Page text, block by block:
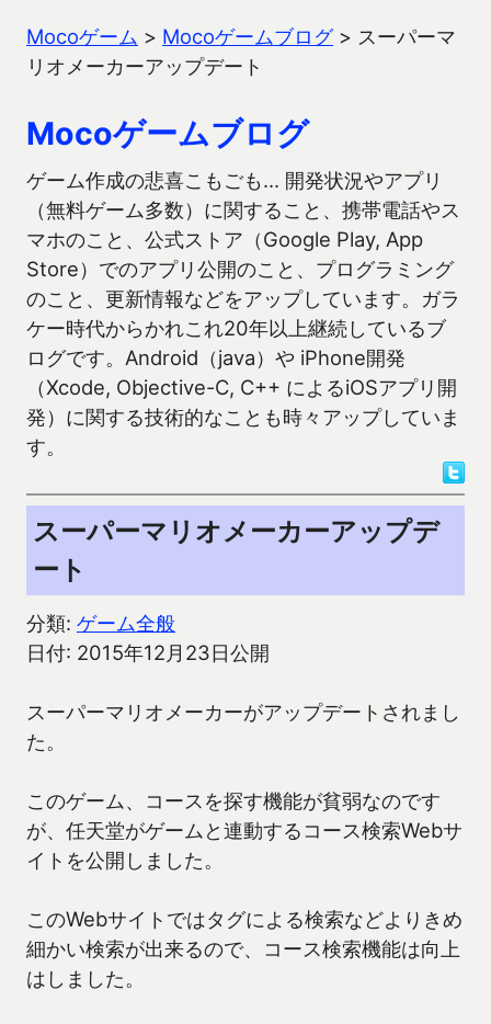
Mocoゲーム > Mocoゲームブログ> スーパーマ
リオメーカーアップデート
Mocoゲームブログ
ゲーム作成の悲喜こもごも… 開発状況やアプリ
（無料ゲーム多数）に関すること、携帯電話やス
マホのこと、公式ストア（Google Play, App
Store）でのアプリ公開のこと、プログラミング
のこと、更新情報などをアップしています。ガラ
ケー時代からかれこれ20年以上継続しているブ
ログです。Android（java）や iPhone開発
（Xcode, Objective-C, C++ によるiOSアプリ開
発）に関する技術的なことも時々アップしていま
す。
スーパーマリオメーカーアップデ
ート
分類: ゲーム全般
日付: 2015年12月23日公開
スーパーマリオメーカーがアップデートされまし
た。
このゲーム、コースを探す機能が貧弱なのです
が、任天堂がゲームと連動するコース検索Webサ
イトを公開しました。
このWebサイトではタグによる検索などよりきめ
細かい検索が出来るので、コース検索機能は向上
はしました。